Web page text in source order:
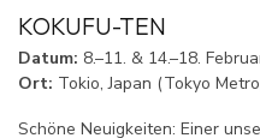
KOKUFU-TEN
Datum: 8.–11. & 14.–18.
Ort: Tokio, Japan (Tokyo
Schöne Neuigkeiten: Einer